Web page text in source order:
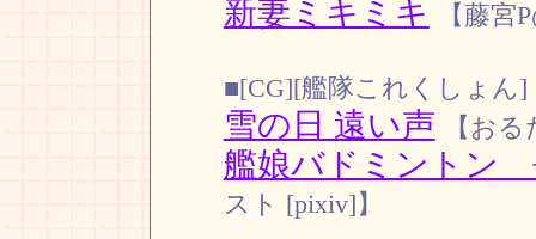
新妻ミキミキ 【藤宮
■[CG][艦隊これくしょん]
雪の日 遠い声 【お
艦娘バドミントン
スト [pixiv]】